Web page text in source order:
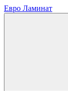
Евро Ламинат